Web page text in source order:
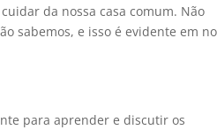
da nossa casa comum. Não
sabemos, e isso é evidente em
para aprender e discutir os